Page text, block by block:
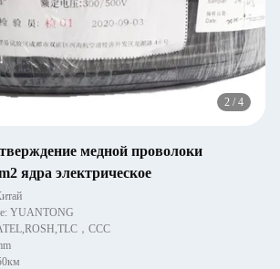
2 / 4
медной проволоки
ядра электрическое
YUANTONG
，CCC